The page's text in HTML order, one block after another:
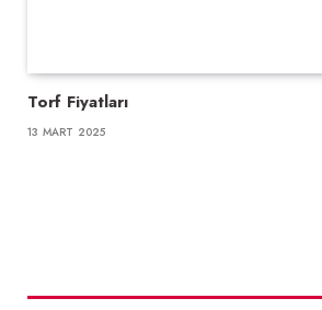
Torf Fiyatları
13 MART 2025